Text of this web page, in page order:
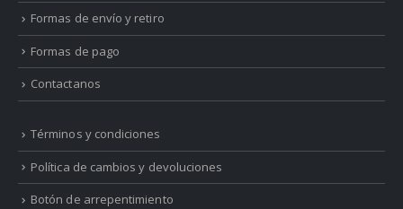
Formas de envío y retiro
Formas de pago
Contactanos
Términos y condiciones
Política de cambios y devoluciones
Botón de arrepentimiento